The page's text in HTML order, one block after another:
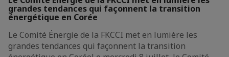
grandes tendances qui façonnent la transition
énergétique en Corée
Le Comité Énergie de la FKCCI met en lumière les
grandes tendances qui façonnent la transition